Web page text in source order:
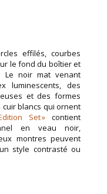
effilés, courbes
le fond du boîtier et
Le noir mat venant
luminescents, des
et des formes
cuir blancs qui ornent
Set » contient
en veau noir,
montres peuvent
style contrasté ou